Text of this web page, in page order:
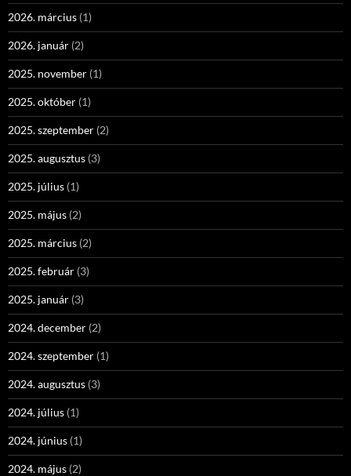
2026. március (1)
2026. január (2)
2025. november (1)
2025. október (1)
2025. szeptember (2)
2025. augusztus (3)
2025. július (1)
2025. május (2)
2025. március (2)
2025. február (3)
2025. január (3)
2024. december (2)
2024. szeptember (1)
2024. augusztus (3)
2024. július (1)
2024. június (1)
2024. május (2)